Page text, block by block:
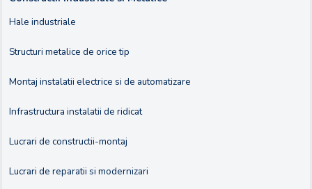
Hale industriale
Structuri metalice de orice tip
Montaj instalatii electrice si de automatizare
Infrastructura instalatii de ridicat
Lucrari de constructii-montaj
Lucrari de reparatii si modernizari